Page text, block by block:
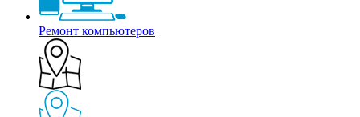
Ремонт компьютеров